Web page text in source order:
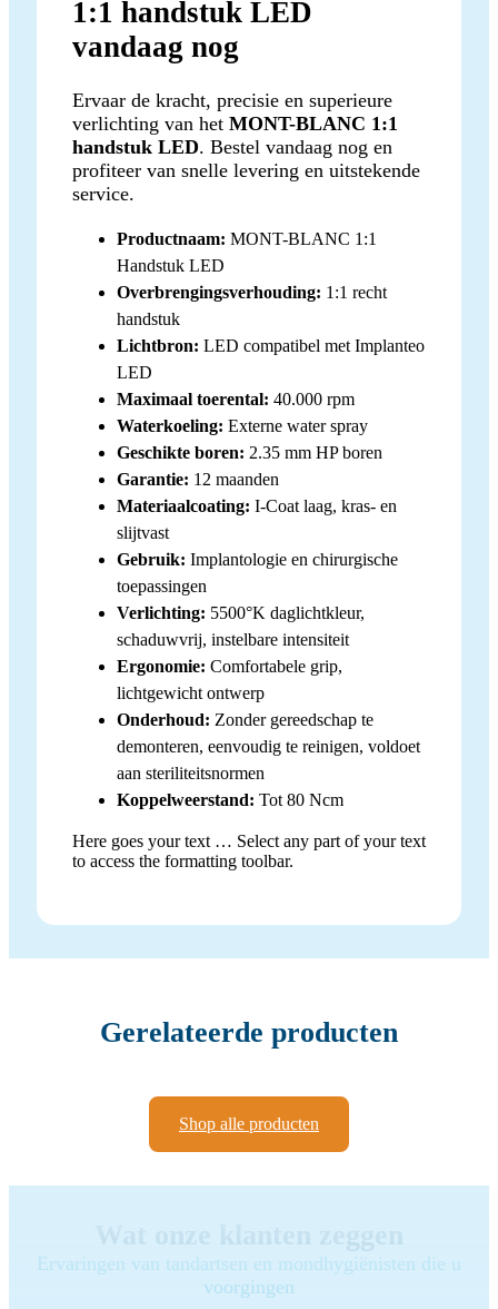
1:1 handstuk LED
vandaag nog
Ervaar de kracht, precisie en superieure
verlichting van het MONT-BLANC 1:1
handstuk LED. Bestel vandaag nog en
profiteer van snelle levering en uitstekende
service.
Productnaam: MONT-BLANC 1:1
Handstuk LED
Overbrengingsverhouding: 1:1 recht
handstuk
Lichtbron: LED compatibel met Implanteo
LED
Maximaal toerental: 40.000 rpm
Waterkoeling: Externe water spray
Geschikte boren: 2.35 mm HP boren
Garantie: 12 maanden
Materiaalcoating: I-Coat laag, kras- en
slijtvast
Gebruik: Implantologie en chirurgische
toepassingen
Verlichting: 5500°K daglichtkleur,
schaduwvrij, instelbare intensiteit
Ergonomie: Comfortabele grip,
lichtgewicht ontwerp
Onderhoud: Zonder gereedschap te
demonteren, eenvoudig te reinigen, voldoet
aan steriliteitsnormen
Koppelweerstand: Tot 80 Ncm
Here goes your text … Select any part of your text
to access the formatting toolbar.
Gerelateerde producten
Shop alle producten
Ervaringen van tandartsen en mondhygiënisten die u
voorgingen